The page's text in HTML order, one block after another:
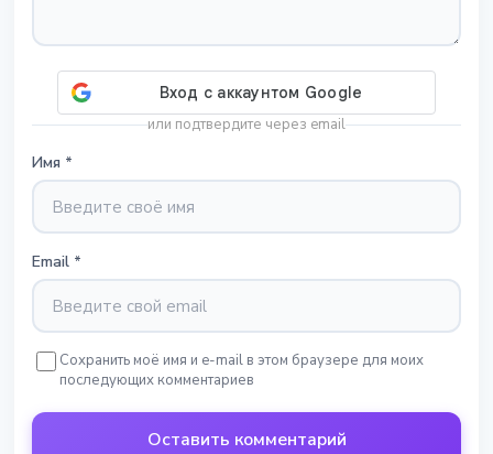
или подтвердите через email
Имя *
Email *
Сохранить моё имя и e-mail в этом браузере для моих
последующих комментариев
Оставить комментарий